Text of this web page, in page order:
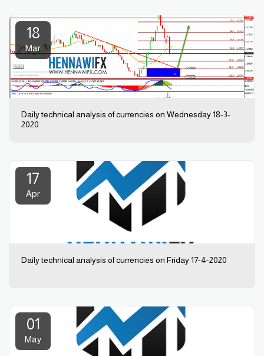
18
Mar
Daily technical analysis of currencies on Wednesday 18-3-
2020
17
Apr
Daily technical analysis of currencies on Friday 17-4-2020
01
May